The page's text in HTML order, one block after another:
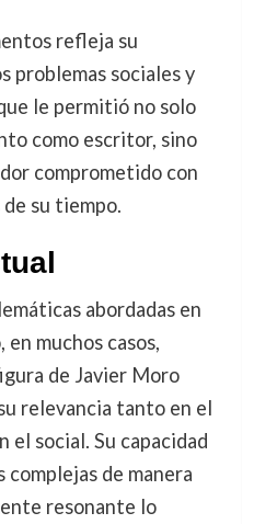
refleja su
problemas sociales y
le permitió no solo
como escritor, sino
comprometido con
su tiempo.
abordadas en
muchos casos,
de Javier Moro
relevancia tanto en el
social. Su capacidad
de manera
resonante lo